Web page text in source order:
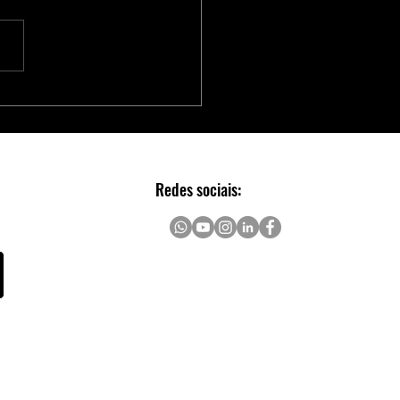
Adaptec® SmartRAID
Redes sociais: